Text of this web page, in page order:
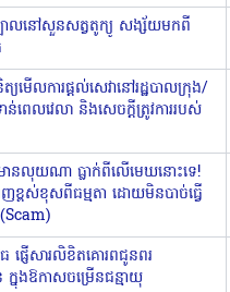
ាលនៅសួនសត្វតូក្យូ សង្ស័យមកពី
មើលការផ្តល់សេវានៅរដ្ឋបាលក្រុង/
ន់ពេលវេលា និងសេចក្តីត្រូវការរបស់
លុយណា ធ្លាក់ពីលើមេឃនោះទេ!
ខ្ពស់ខុសពីធម្មតា ដោយមិនបាច់ធ្វើ
ធ ផ្ញើសារលិខិតគោរពជូនពរ
នុងឱកាសចម្រើនជន្មាយុ